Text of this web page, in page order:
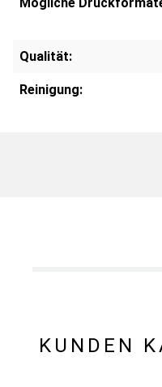
Qualität:
Reinigung:
KUNDEN